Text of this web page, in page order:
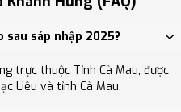
sau sáp nhập 2025?
trực thuộc Tỉnh Cà Mau, được
Liêu và tỉnh Cà Mau.